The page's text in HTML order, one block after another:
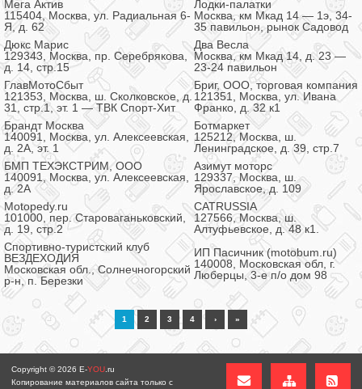
Мега Актив
115404, Москва, ул. Радиальная 6-
Я, д. 62
Лодки-палатки
Москва, км Мкад 14 — 1э, 34-
35 павильон, рынок Садовод
Дюкс Марис
129343, Москва, пр. Серебрякова,
д. 14, стр.15
Два Весла
Москва, км Мкад 14, д. 23 —
23-24 павильон
ГлавМотоСбыт
121353, Москва, ш. Сколковское, д.
31, стр.1, эт. 1 — ТВК Спорт-Хит
Бриг, ООО, торговая компания
121351, Москва, ул. Ивана
Франко, д. 32 к1
Брандт Москва
140091, Москва, ул. Алексеевская,
д. 2А, эт. 1
Ботмаркет
125212, Москва, ш.
Ленинградское, д. 39, стр.7
БМП ТЕХЭКСТРИМ, ООО
140091, Москва, ул. Алексеевская,
д. 2А
Азимут моторс
129337, Москва, ш.
Ярославское, д. 109
Motopedy.ru
101000, пер. Староваганьковский,
д. 19, стр.2
CATRUSSIA
127566, Москва, ш.
Алтуфьевское, д. 48 к1.
Cпортивно-туристский клуб
ВЕЗДЕХОДИЯ
Московская обл., Солнечногорский
р-н, п. Березки
ИП Пасичник (motobum.ru)
140008, Московская обл, г.
Люберцы, 3-е п/о дом 98
1 2 3 4 › »
Copyright © 2026 E-YOU .ru
Копирование материалов сайта только с